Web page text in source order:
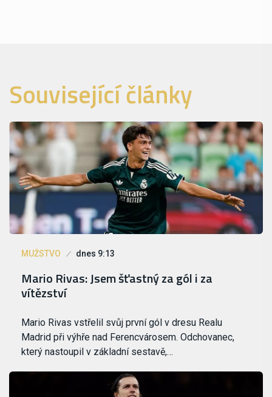
Související články
MUŽSTVO dnes 9:13
Mario Rivas: Jsem šťastný za gól i za
vítězství
Mario Rivas vstřelil svůj první gól v dresu Realu
Madrid při výhře nad Ferencvárosem. Odchovanec,
který nastoupil v základní sestavě,…